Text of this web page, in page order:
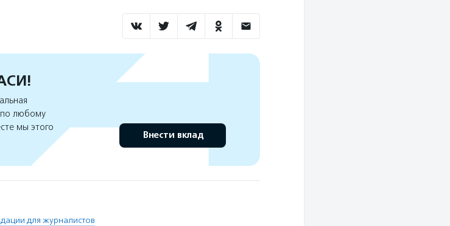
любому
мы этого
Внести вклад
для журналистов